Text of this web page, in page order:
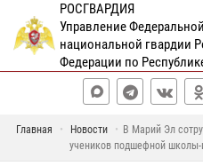
РОСГВАРДИЯ
Управление
национальной гвардии
Федерации по
Главная Новости
В Марий Эл
учеников подшефной